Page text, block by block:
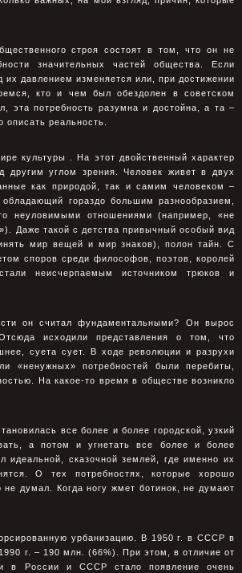
строя состоят в том, что он не
значительных частей общества. Если
давлением изменяется или, при достижении
кто и чем был обездолен в советском
эта потребность разумна и достойна, а та –
реальность.
культуры . На этот двойственный характер
углом зрения. Человек живет в двух
как природой, так и самим человеком –
гораздо большим разнообразием,
неуловимыми отношениями (например, «не
Даже такой с детства привычный особый вид
мир вещей и мир знаков), полон тайн. С
споров среди философов, поэтов, королей
неисчерпаемым источником трюков и
он считал фундаментальными? Он вырос
исходили представления о том, что
суета сует. В ходе революции и разрухи
«ненужных» потребностей были перебиты,
На какое-то время в обществе возникло
все более и более городской, узкий
а потом и угнетать все более и более
идеальной, сказочной землей, где именно их
О тех потребностях, которые хорошо
не думал. Когда ногу жмет ботинок, не думают
урбанизацию. В 1950 г. в СССР в
г. – 190 млн. (66%). При этом, в отличие от
в России и СССР стало появление очень